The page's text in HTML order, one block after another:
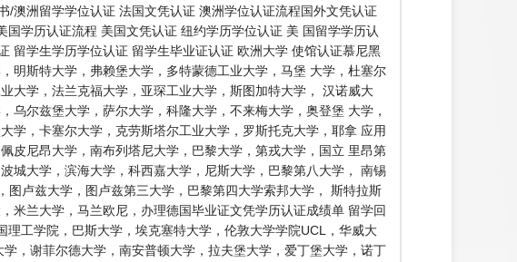
澳洲留学学位认证 法国文凭认证 澳洲学位认证流程国外文凭认证
学历认证流程 美国文凭认证 纽约学历学位认证 美 国留学学历认
留学生学历学位认证 留学生毕业证认证 欧洲大学 使馆认证慕尼黑
明斯特大学，弗赖堡大学，多特蒙德工业大学，马堡 大学，杜塞尔
大学，法兰克福大学，亚琛工业大学，斯图加特大学， 汉诺威大
尔兹堡大学，萨尔大学，科隆大学，不来梅大学，奥登堡 大学，
学，卡塞尔大学，克劳斯塔尔工业大学，罗斯托克大学，耶拿 应用
皮尼昂大学，南布列塔尼大学，巴黎大学，第戎大学，国立 里昂第
城大学，滨海大学，科西嘉大学，尼斯大学，巴黎第八大学， 南锡
卢兹大学，图卢兹第三大学，巴黎第四大学索邦大学， 斯特拉斯
米兰大学，马兰欧尼，办理德国毕业证文凭学历认证成绩单 留学回
工学院，巴斯大学，埃克塞特大学，伦敦大学学院UCL，华威大
，谢菲尔德大学，南安普顿大学，拉夫堡大学，爱丁堡大学，诺丁